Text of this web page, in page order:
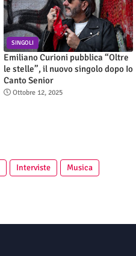
SINGOLI
Emiliano Curioni pubblica “Oltre
le stelle”, il nuovo singolo dopo Io
Canto Senior
Ottobre 12, 2025
Interviste
Musica